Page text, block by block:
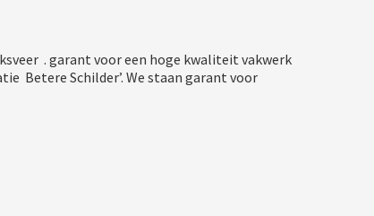
. garant voor een hoge kwaliteit vakwerk
Betere Schilder’. We staan garant voor